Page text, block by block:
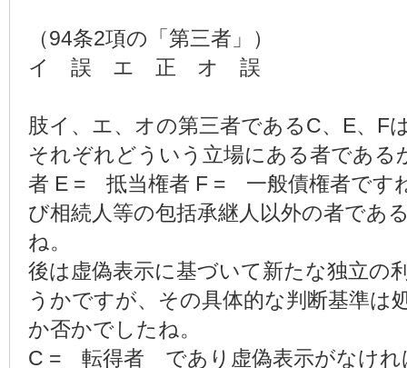
（94条2項の「第三者」）
イ 誤 エ 正 オ 誤
肢イ、エ、オの第三者であるC、E、F
それぞれどういう立場にある者であ
者 E = 抵当権者 F = 一般債権者です
び相続人等の包括承継人以外の者であ
ね。
後は虚偽表示に基づいて新たな独立の
うかですが、その具体的な判断基準は
か否かでしたね。
C = 転得者 であり虚偽表示がなけれ